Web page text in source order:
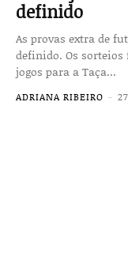
definido
As provas extra de
definido. Os
jogos para a Taça...
ADRIANA RIBEIRO -